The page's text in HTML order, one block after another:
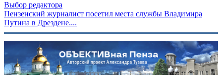
Выбор редактора
Пензенский журналист посетил места службы Владимира
Путина в Дрездене....